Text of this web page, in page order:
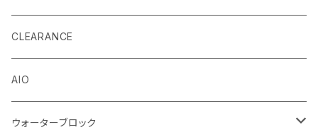
EK by LM Tek
Stealkey Customs (coming soon)
CLEARANCE
AIO
ウォーターブロック